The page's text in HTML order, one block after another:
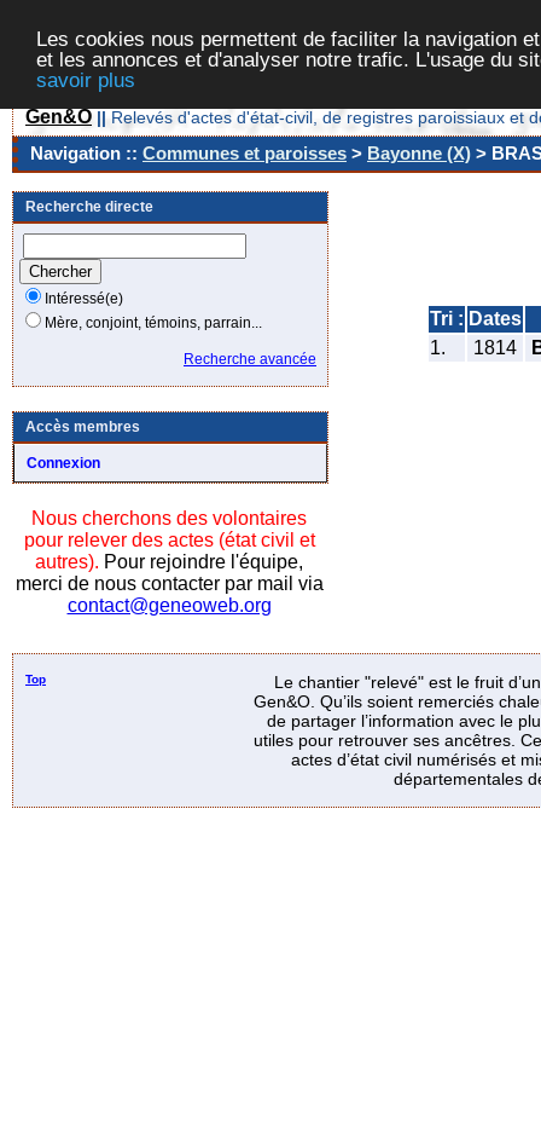
Les cookies nous permettent de faciliter la navigation
et les annonces et d'analyser notre trafic. L'usage du
savoir plus
Gen&O || Relevés d'actes d'état-civil, de registres paroissiaux et
Navigation :: Communes et paroisses > Bayonne (X) >
Recherche directe
Intéressé(e)
Mère, conjoint, témoins, parrain...
Recherche avancée
Accès membres
Connexion
Nous cherchons des volontaires
pour relever des actes (état civil et
autres). Pour rejoindre l'équipe,
merci de nous contacter par mail via
contact@geneoweb.org
Tri : Dates
1.
1814
Top
Le chantier "relevé" est le fruit
Gen&O. Qu’ils soient remerciés
de partager l’information avec le
utiles pour retrouver ses ancêtres.
actes d’état civil numérisés et
départementales